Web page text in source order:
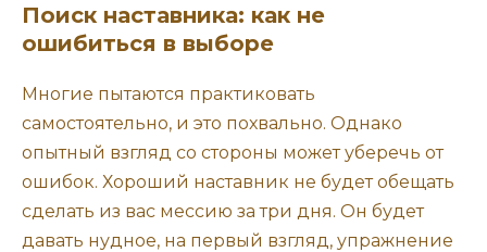
Поиск наставника: как не
ошибиться в выборе
Многие пытаются практиковать
самостоятельно, и это похвально. Однако
опытный взгляд со стороны может уберечь от
ошибок. Хороший наставник не будет обещать
сделать из вас мессию за три дня. Он будет
давать нудное, на первый взгляд, упражнение